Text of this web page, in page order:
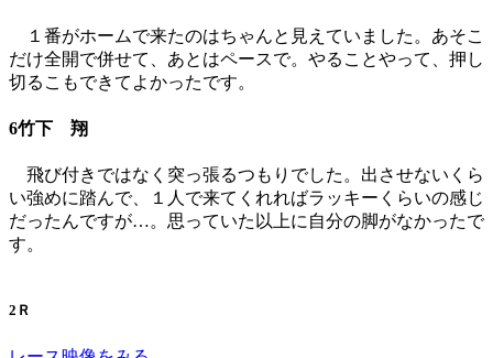
１番がホームで来たのはちゃんと見えていました。あそこ
だけ全開で併せて、あとはペースで。やることやって、押し
切るこもできてよかったです。
6竹下 翔
飛び付きではなく突っ張るつもりでした。出させないくら
い強めに踏んで、１人で来てくれればラッキーくらいの感じ
だったんですが…。思っていた以上に自分の脚がなかったで
す。
2Ｒ